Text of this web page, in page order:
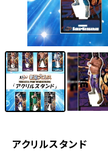
アクリルスタンド